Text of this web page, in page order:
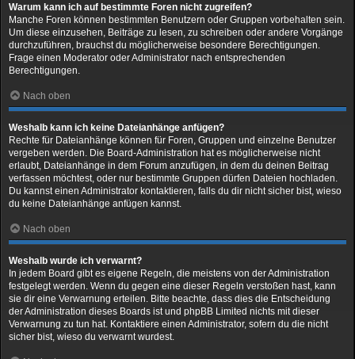
Warum kann ich auf bestimmte Foren nicht zugreifen?
Manche Foren können bestimmten Benutzern oder Gruppen vorbehalten sein.
Um diese einzusehen, Beiträge zu lesen, zu schreiben oder andere Vorgänge
durchzuführen, brauchst du möglicherweise besondere Berechtigungen.
Frage einen Moderator oder Administrator nach entsprechenden
Berechtigungen.
Nach oben
Weshalb kann ich keine Dateianhänge anfügen?
Rechte für Dateianhänge können für Foren, Gruppen und einzelne Benutzer
vergeben werden. Die Board-Administration hat es möglicherweise nicht
erlaubt, Dateianhänge in dem Forum anzufügen, in dem du deinen Beitrag
verfassen möchtest, oder nur bestimmte Gruppen dürfen Dateien hochladen.
Du kannst einen Administrator kontaktieren, falls du dir nicht sicher bist, wieso
du keine Dateianhänge anfügen kannst.
Nach oben
Weshalb wurde ich verwarnt?
In jedem Board gibt es eigene Regeln, die meistens von der Administration
festgelegt werden. Wenn du gegen eine dieser Regeln verstoßen hast, kann
sie dir eine Verwarnung erteilen. Bitte beachte, dass dies die Entscheidung
der Administration dieses Boards ist und phpBB Limited nichts mit dieser
Verwarnung zu tun hat. Kontaktiere einen Administrator, sofern du die nicht
sicher bist, wieso du verwarnt wurdest.